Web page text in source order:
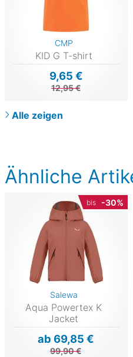
Ähnliche
bis -30%
Salewa
Aqua Powertex K
Jacket
ab 69,85 €
99,90 €
CMP
KID G T-shirt
9,65 €
12,95 €
Alle zeigen